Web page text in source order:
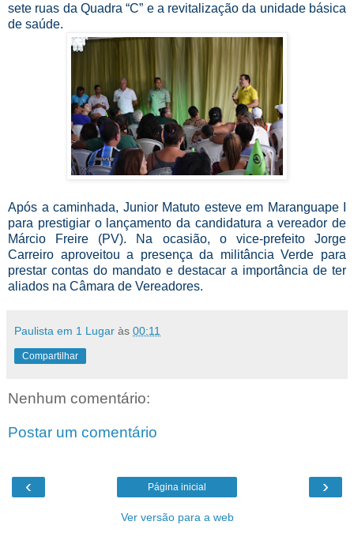
sete ruas da Quadra “C” e a revitalização da unidade básica
de saúde.
Após a caminhada, Junior Matuto esteve em Maranguape I
para prestigiar o lançamento da candidatura a vereador de
Márcio Freire (PV). Na ocasião, o vice-prefeito Jorge
Carreiro aproveitou a presença da militância Verde para
prestar contas do mandato e destacar a importância de ter
aliados na Câmara de Vereadores.
Paulista em 1 Lugar às 00:11
Compartilhar
Nenhum comentário:
Postar um comentário
‹ ›
Página inicial
Ver versão para a web